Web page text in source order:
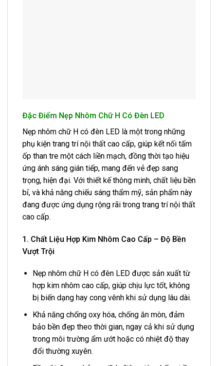
Đặc Điểm Nẹp Nhôm Chữ H Có Đèn LED
Nẹp nhôm chữ H có đèn LED là một trong những
phụ kiện trang trí nội thất cao cấp, giúp kết nối tấm
ốp than tre một cách liền mạch, đồng thời tạo hiệu
ứng ánh sáng gián tiếp, mang đến vẻ đẹp sang
trọng, hiện đại. Với thiết kế thông minh, chất liệu bền
bỉ, và khả năng chiếu sáng thẩm mỹ, sản phẩm này
đang được ứng dụng rộng rãi trong trang trí nội thất
cao cấp.
1. Chất Liệu Hợp Kim Nhôm Cao Cấp – Độ Bền
Vượt Trội
Nẹp nhôm chữ H có đèn LED được sản xuất từ
hợp kim nhôm cao cấp, giúp chịu lực tốt, không
bị biến dạng hay cong vênh khi sử dụng lâu dài.
Khả năng chống oxy hóa, chống ăn mòn, đảm
bảo bền đẹp theo thời gian, ngay cả khi sử dụng
trong môi trường ẩm ướt hoặc có nhiệt độ thay
đổi thường xuyên.